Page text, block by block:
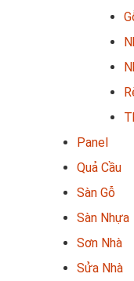
Panel
Quả Cầu
Sàn Gỗ
Sàn Nhựa
Sơn Nhà
Sửa Nhà